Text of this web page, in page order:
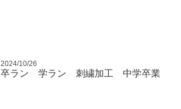
2024/10/26
卒ラン 学ラン 刺繍加工 中学卒業